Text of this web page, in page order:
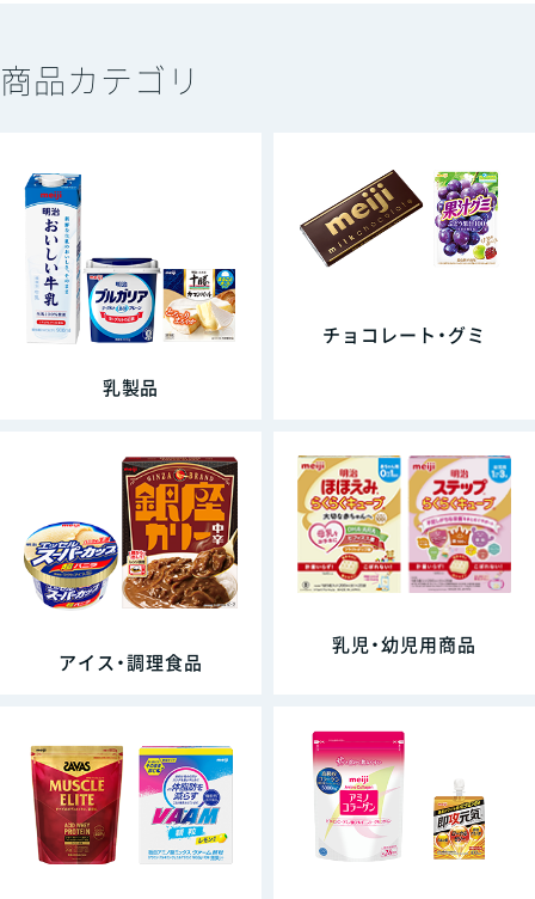
商品カテゴリ
乳製品
チョコレート・グミ
アイス・調理食品
乳児・幼児用商品